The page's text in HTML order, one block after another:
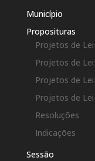
Município
Proposituras
Projetos de
Projetos de
Projetos de
Projetos de
Resoluções
Indicações
Sessão